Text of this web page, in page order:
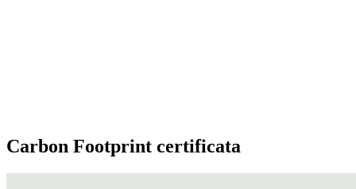
Carbon Footprint certificata